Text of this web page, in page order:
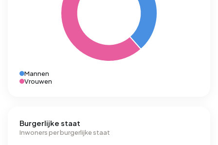
Mannen
Vrouwen
Burgerlijke staat
Inwoners per burgerlijke staat